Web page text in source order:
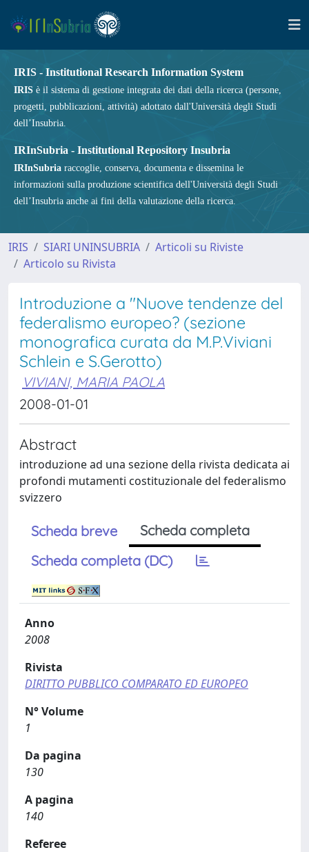
IRIS - Institutional Research Information System
IRIS è il sistema di gestione integrata dei dati della ricerca (persone,
progetti, pubblicazioni, attività) adottato dall'Università degli Studi
dell’Insubria.
IRInSubria - Institutional Repository Insubria
IRInSubria raccoglie, conserva, documenta e dissemina le
informazioni sulla produzione scientifica dell'Università degli Studi
dell’Insubria anche ai fini della valutazione della ricerca.
IRIS SIARI UNINSUBRIA
Articoli su Riviste
Articolo su Rivista
Introduzione a "Nuove tendenze del
federalismo europeo? (sezione
monografica curata da M.P.Viviani
Schlein e S.Gerotto)
VIVIANI, MARIA PAOLA
2008-01-01
Abstract
introduzione ad una sezione della rivista dedicata ai
profondi mutamenti costituzionale del federalismo
svizzero
Scheda breve
Scheda completa
Scheda completa (DC)
Anno
2008
Rivista
DIRITTO PUBBLICO COMPARATO ED EUROPEO
N° Volume
1
Da pagina
130
A pagina
140
Referee